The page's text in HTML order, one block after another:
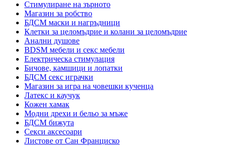
Стимулиране на зърното
Магазин за робство
БДСМ маски и нагръдници
Клетки за целомъдрие и колани за целомъдрие
Анални душове
BDSM мебели и секс мебели
Електрическа стимулация
Бичове, камшици и лопатки
БДСМ секс играчки
Магазин за игра на човешки кученца
Латекс и каучук
Кожен хамак
Модни дрехи и бельо за мъже
БДСМ бижута
Секси аксесоари
Листове от Сан Франциско